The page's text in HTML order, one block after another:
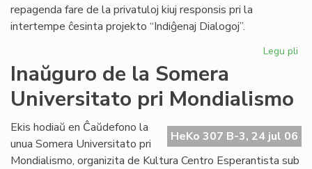
repagenda fare de la privatuloj kiuj responsis pri la
intertempe ĉesinta projekto “Indiĝenaj Dialogoj”.
Legu pli
Inaŭguro de la Somera
Universitato pri Mondialismo
HeKo 307 B-3, 24 jul 06
Ekis hodiaŭ en Ĉaŭdefono la
unua Somera Universitato pri
Mondialismo, organizita de Kultura Centro Esperantista sub